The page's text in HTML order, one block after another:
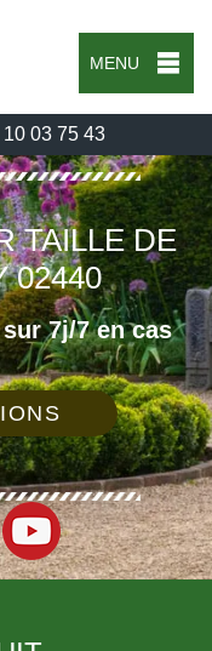
MENU
10 03 75 43
TAILLE DE
02440
7j/7 en cas